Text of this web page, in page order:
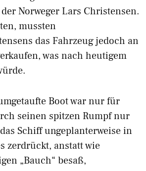
Norweger Lars Christensen.
mussten
das Fahrzeug jedoch an
was nach heutigem
Boot war nur für
seinen spitzen Rumpf nur
Schiff ungeplanterweise in
zerdrückt, anstatt wie
„Bauch“ besaß,